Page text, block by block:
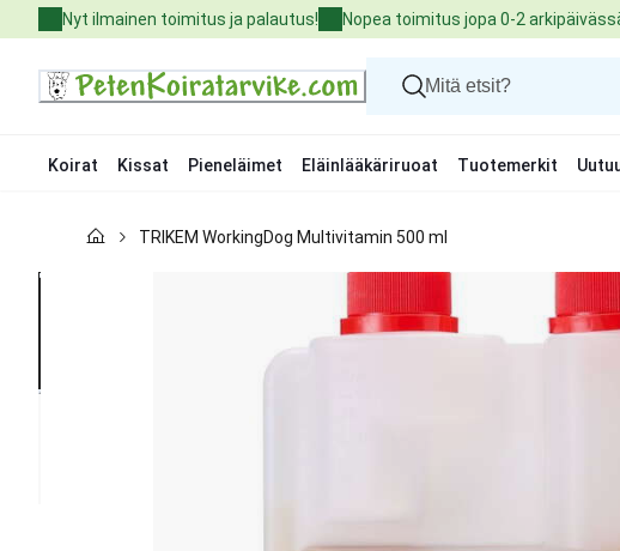
to
Nyt ilmainen toimitus ja palautus! Nopea toimitus jopa 0-2
Koirat Kissat Pieneläimet Eläinlääkäriruoat Tuotemerkit
Kissat
TRIKEM WorkingDog Multivitamin 500 ml